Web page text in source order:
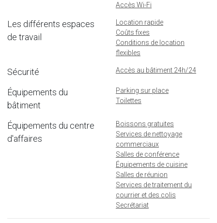
Accès Wi-Fi
Les différents espaces
de travail
Location rapide
Coûts fixes
Conditions de location
flexibles
Sécurité Accès au bâtiment 24h/24
Équipements du
bâtiment
Parking sur place
Toilettes
Équipements du centre
d'affaires
Boissons gratuites
Services de nettoyage
commerciaux
Salles de conférence
Équipements de cuisine
Salles de réunion
Services de traitement du
courrier et des colis
Secrétariat